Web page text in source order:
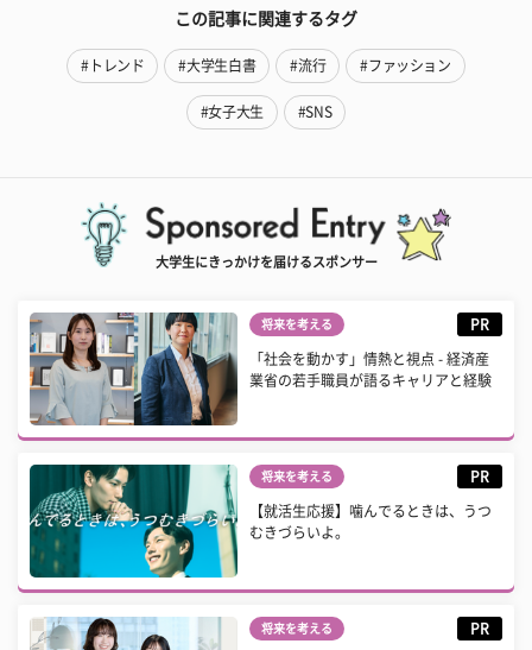
この記事に関連するタグ
#トレンド #大学生白書 #流行 #ファッション
#女子大生 #SNS
大学生にきっかけを届けるスポンサー
将来を考える PR
「社会を動かす」情熱と視点 - 経済産
業省の若手職員が語るキャリアと経験
将来を考える PR
【就活生応援】噛んでるときは、うつ
むきづらいよ。
将来を考える PR